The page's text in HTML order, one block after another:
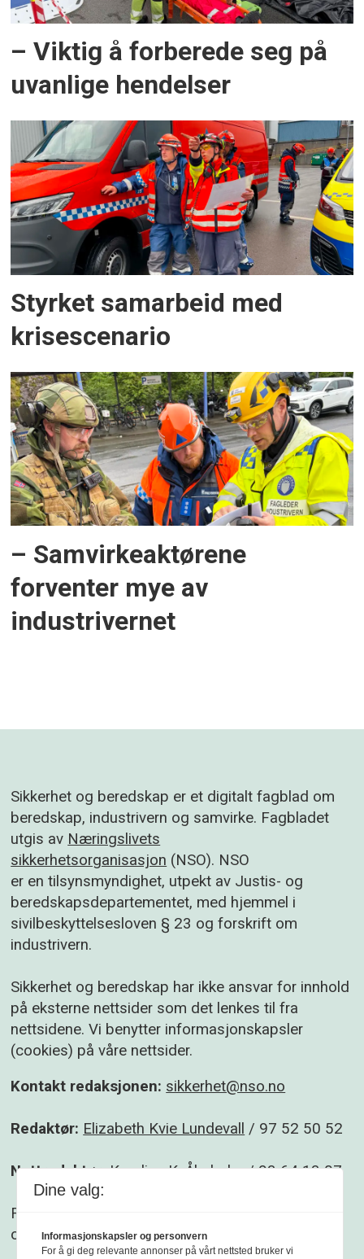
– Viktig å forberede seg på
uvanlige hendelser
Styrket samarbeid med
krisescenario
– Samvirkeaktørene
forventer mye av
industrivernet
Sikkerhet og beredskap er et digitalt fagblad om
beredskap, industrivern og samvirke. Fagbladet
utgis av Næringslivets
sikkerhetsorganisasjon (NSO). NSO
er en tilsynsmyndighet, utpekt av Justis- og
beredskapsdepartementet, med hjemmel i
sivilbeskyttelsesloven § 23 og forskrift om
industrivern.
Sikkerhet og beredskap har ikke ansvar for innhold
på eksterne nettsider som det lenkes til fra
nettsidene. Vi benytter informasjonskapsler
(cookies) på våre nettsider.
Kontakt redaksjonen: sikkerhet@nso.no
Redaktør: Elizabeth Kvie Lundevall / 97 52 50 52
Nettredaktør: Karoline K. Åbyholm/ 93 64 13 07
Følg gjerne Sikkerhet og beredskap på
og
Linkedin.
Dine valg:
Informasjonskapsler og personvern
For å gi deg relevante annonser på vårt nettsted bruker vi